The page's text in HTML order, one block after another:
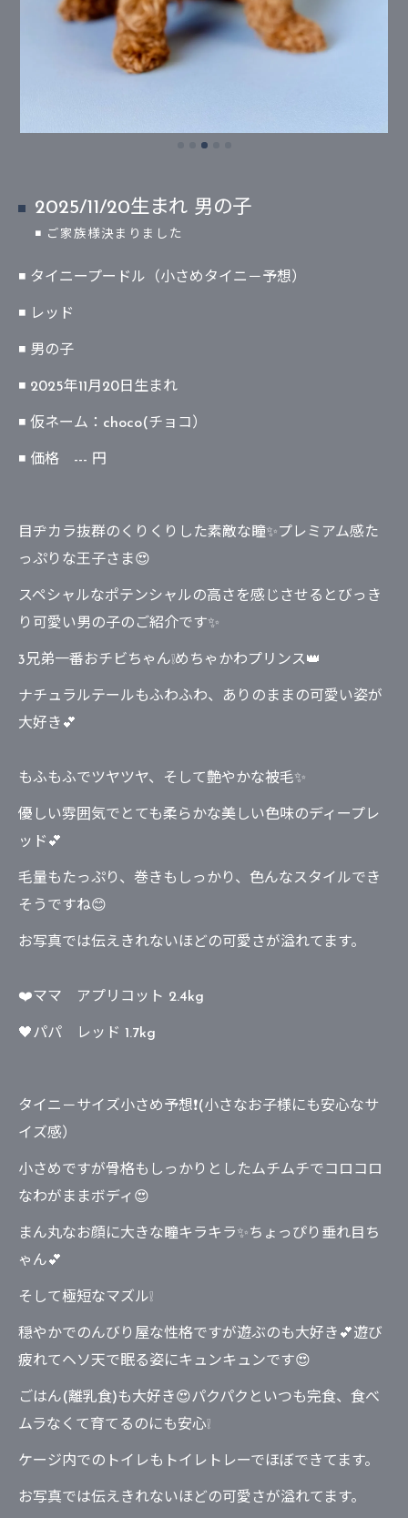
2025/11/20生まれ 男の子
◾ ご家族様決まりました
◾ タイニープードル（小さめタイニ－予想）
◾ レッド
◾ 男の子
◾ 2025年11月20日生まれ
◾ 仮ネーム：choco(チョコ）
◾ 価格 --- 円
目ヂカラ抜群のくりくりした素敵な瞳✨プレミアム感た
っぷりな王子さま😍
スペシャルなポテンシャルの高さを感じさせるとびっき
り可愛い男の子のご紹介です✨
3兄弟一番おチビちゃん❕めちゃかわプリンス👑
ナチュラルテールもふわふわ、ありのままの可愛い姿が
大好き💕
もふもふでツヤツヤ、そして艶やかな被毛✨
優しい雰囲気でとても柔らかな美しい色味のディープレ
ッド💕
毛量もたっぷり、巻きもしっかり、色んなスタイルでき
そうですね😊
お写真では伝えきれないほどの可愛さが溢れてます。
❤️ママ アプリコット 2.4kg
🖤パパ レッド 1.7kg
タイニ－サイズ小さめ予想❗(小さなお子様にも安心なサ
イズ感）
小さめですが骨格もしっかりとしたムチムチでコロコロ
なわがままボディ😍
まん丸なお顔に大きな瞳キラキラ✨ちょっぴり垂れ目ち
ゃん💕
そして極短なマズル❕
穏やかでのんびり屋な性格ですが遊ぶのも大好き💕遊び
疲れてヘソ天で眠る姿にキュンキュンです😍
ごはん(離乳食)も大好き😍パクパクといつも完食、食べ
ムラなくて育てるのにも安心❕
ケージ内でのトイレもトイレトレーでほぼできてます。
お写真では伝えきれないほどの可愛さが溢れてます。